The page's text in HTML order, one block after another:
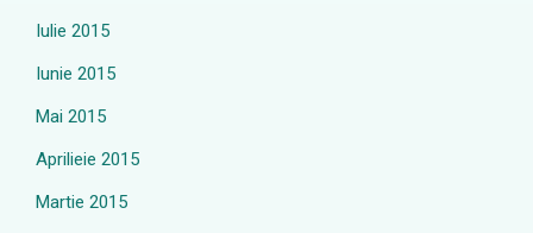
Iulie 2015
Iunie 2015
Mai 2015
Aprilieie 2015
Martie 2015